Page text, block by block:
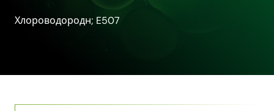
Хлороводородн; E507